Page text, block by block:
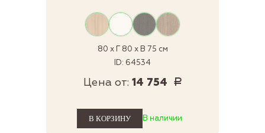
80 x Г 80 x В 75 см
ID: 64534
Цена от: 14 754 Р
В наличии